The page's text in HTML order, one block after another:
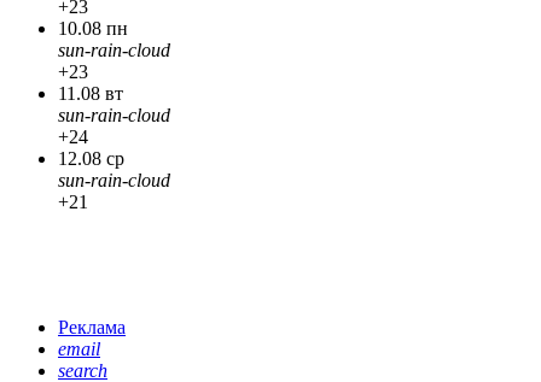
+23
10.08 пн
sun-rain-cloud
+23
11.08 вт
sun-rain-cloud
+24
12.08 ср
sun-rain-cloud
+21
Реклама
email
search